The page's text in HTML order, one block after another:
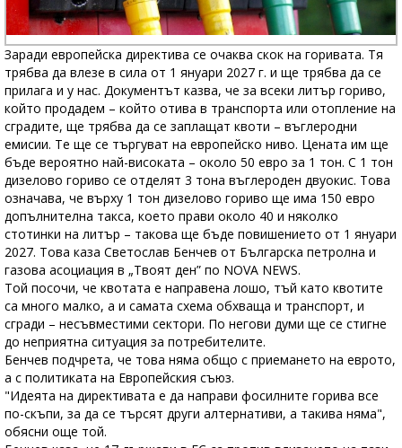
Заради европейска директива се очаква скок на горивата. Тя
трябва да влезе в сила от 1 януари 2027 г. и ще трябва да се
прилага и у нас. Документът казва, че за всеки литър гориво,
който продадем – който отива в транспорта или отопление на
сградите, ще трябва да се заплащат квоти – въглеродни
емисии. Те ще се търгуват на европейско ниво. Цената им ще
бъде вероятно най-високата – около 50 евро за 1 тон. С 1 тон
дизелово гориво се отделят 3 тона въглероден двуокис. Това
означава, че върху 1 тон дизелово гориво ще има 150 евро
допълнителна такса, което прави около 40 и няколко
стотинки на литър – такова ще бъде повишението от 1 януари
2027. Това каза Светослав Бенчев от Българска петролна и
газова асоциация в „Твоят ден” по NOVA NEWS.
Той посочи, че квотата е направена лошо, тъй като квотите
са много малко, а и самата схема обхваща и транспорт, и
сгради – несъвместими сектори. По негови думи ще се стигне
до неприятна ситуация за потребителите.
Бенчев подчрета, че това няма общо с приемането на еврото,
а с политиката на Европейския съюз.
"Идеята на директивата е да направи фосилните горива все
по-скъпи, за да се търсят други алтернативи, а такива няма",
обясни още той.